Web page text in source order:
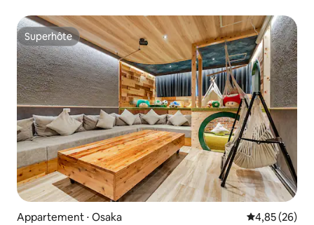
Superhôte
Superhôte
Appartement ⋅ Osaka Évaluation
4,85 (26)